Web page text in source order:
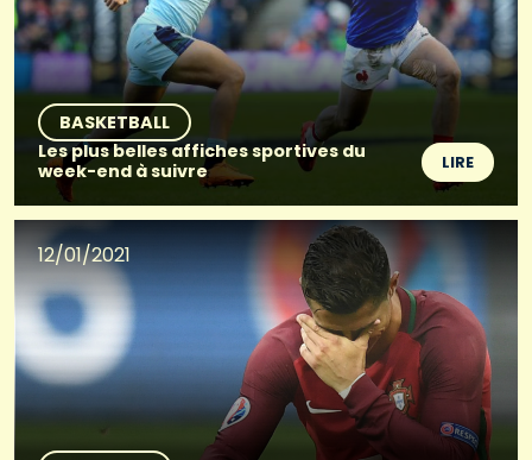
BASKETBALL
Les plus belles affiches sportives du
week-end à suivre
LIRE
12/01/2021